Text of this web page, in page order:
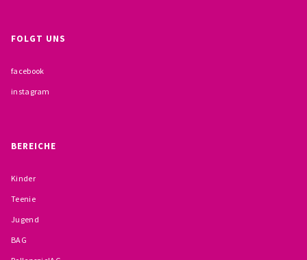
FOLGT UNS
facebook
instagram
BEREICHE
Kinder
Teenie
Jugend
BAG